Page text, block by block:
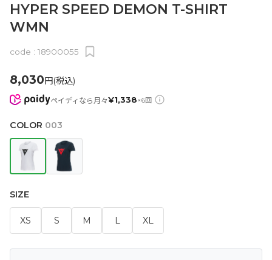
HYPER SPEED DEMON T-SHIRT
WMN
code : 18900055
8,030円(税込)
ペイディなら月々¥1,338×6回
COLOR 003
SIZE
XS S M L XL